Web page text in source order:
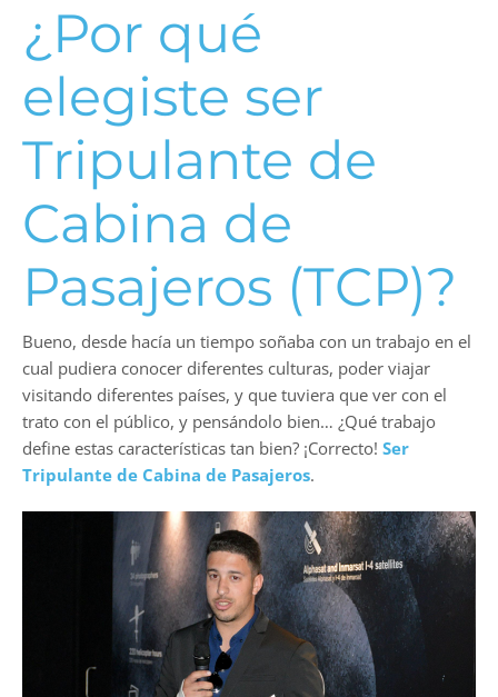
¿Por qué
elegiste ser
Tripulante de
Cabina de
Pasajeros (TCP)?
Bueno, desde hacía un tiempo soñaba con un trabajo en el
cual pudiera conocer diferentes culturas, poder viajar
visitando diferentes países, y que tuviera que ver con el
trato con el público, y pensándolo bien… ¿Qué trabajo
define estas características tan bien? ¡Correcto! Ser
Tripulante de Cabina de Pasajeros.